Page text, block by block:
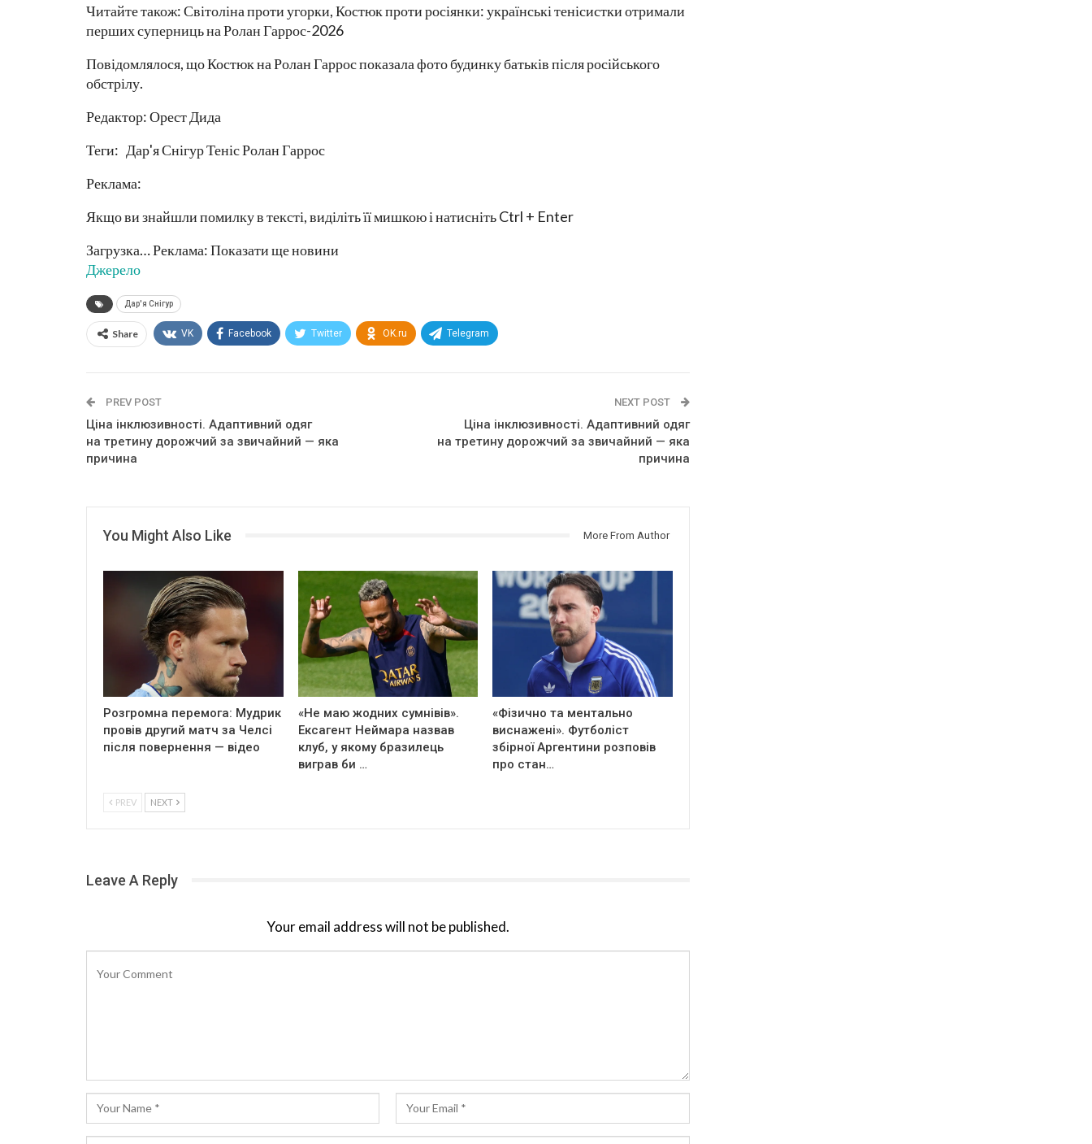
Читайте також: Світоліна проти угорки, Костюк проти росіянки: українські тенісистки отримали
перших суперниць на Ролан Гаррос-2026
Повідомлялося, що Костюк на Ролан Гаррос показала фото будинку батьків після російського
обстрілу.
Редактор: Орест Дида
Теги: Дар'я Снігур Теніс Ролан Гаррос
Реклама:
Якщо ви знайшли помилку в тексті, виділіть її мишкою і натисніть Ctrl + Enter
Загрузка… Реклама: Показати ще новини
Джерело
Дар'я Снігур
Share VK Facebook Twitter OK.ru Telegram
PREV POST
Ціна інклюзивності. Адаптивний одяг
на третину дорожчий за звичайний — яка
причина
NEXT POST
Ціна інклюзивності. Адаптивний одяг
на третину дорожчий за звичайний — яка
причина
You Might Also Like More From Author
Розгромна перемога: Мудрик
провів другий матч за Челсі
після повернення — відео
«Не маю жодних сумнівів».
Ексагент Неймара назвав
клуб, у якому бразилець
виграв би …
«Фізично та ментально
виснажені». Футболіст
збірної Аргентини розповів
про стан…
PREV NEXT
Leave A Reply
Your email address will not be published.